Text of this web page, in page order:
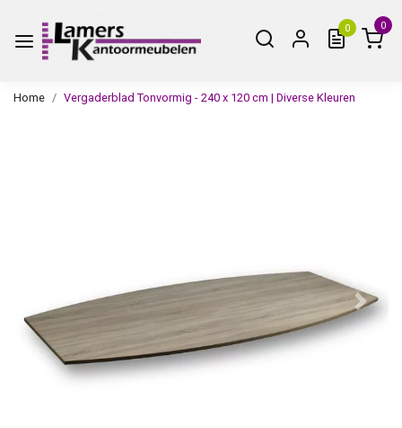
0 0
Home Vergaderblad Tonvormig - 240 x 120 cm | Diverse Kleuren
Vorige